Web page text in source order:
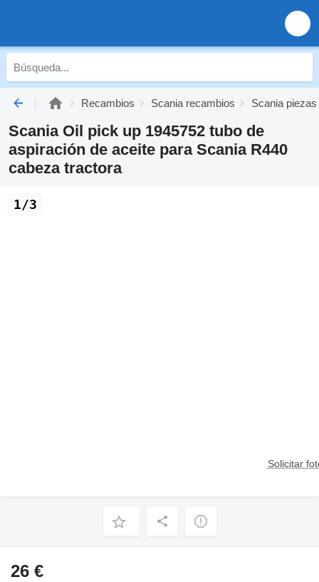
Recambios Scania recambios Scania
Scania Oil pick up 1945752 tubo de
aspiración de aceite para Scania R440
cabeza tractora
Solicitar
1/3
26 €